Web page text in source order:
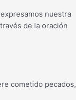
nuestra
de la oración
cometido pecados,